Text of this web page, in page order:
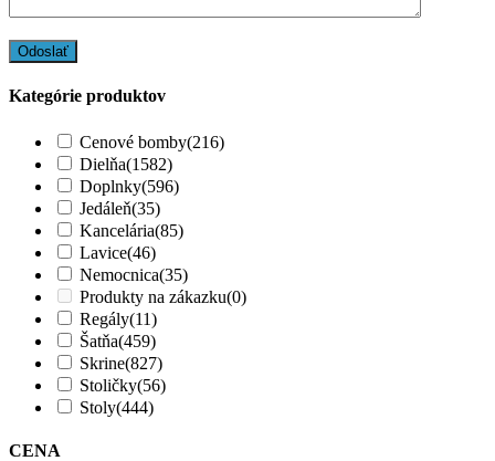
Kategórie produktov
Cenové bomby(216)
Dielňa(1582)
Doplnky(596)
Jedáleň(35)
Kancelária(85)
Lavice(46)
Nemocnica(35)
Produkty na zákazku(0)
Regály(11)
Šatňa(459)
Skrine(827)
Stoličky(56)
Stoly(444)
CENA